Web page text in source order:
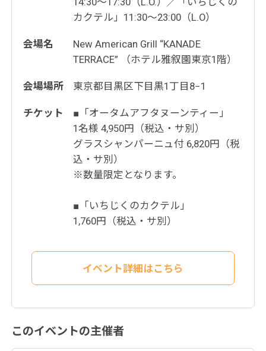
カクテル」11:30～23:00（L.O）
会場名
New American Grill “KANADE
TERRACE” （ホテル雅叙園東京1階）
会場場所 東京都目黒区下目黒1丁目8−1
チケット
■「オータムアフタヌーンティー」
1名様 4,950円（税込・サ別）
グラスシャンパーニュ付 6,820円（税
込・サ別）
※数量限定となります。
■「いちじくのカクテル」
1,760円（税込・サ別）
イベント詳細はこちら
このイベントの主催者